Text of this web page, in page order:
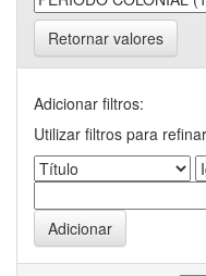
Retornar valores
Adicionar filtros:
Utilizar filtros para